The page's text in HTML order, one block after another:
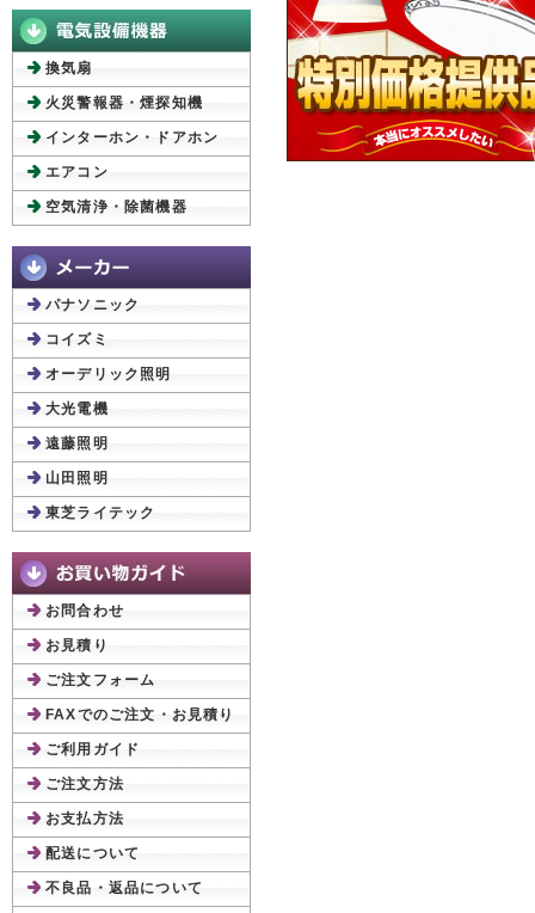
換気扇
火災警報器・煙探知機
インターホン・ドアホン
エアコン
空気清浄・除菌機器
パナソニック
コイズミ
オーデリック照明
大光電機
遠藤照明
山田照明
東芝ライテック
お問合わせ
お見積り
ご注文フォーム
FAXでのご注文・お見積り
ご利用ガイド
ご注文方法
お支払方法
配送について
不良品・返品について